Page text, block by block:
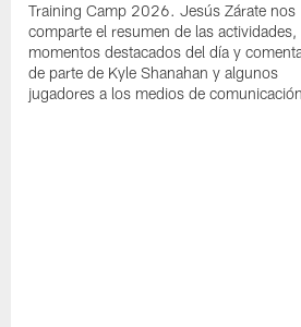
Training Camp 2026. Jesús Zárate nos
comparte el resumen de las actividades,
momentos destacados del día y
de parte de Kyle Shanahan y algunos
jugadores a los medios de